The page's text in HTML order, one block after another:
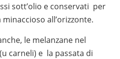
sott’olio e conservati per
all’orizzonte.
le melanzane nel
carneli) e la passata di